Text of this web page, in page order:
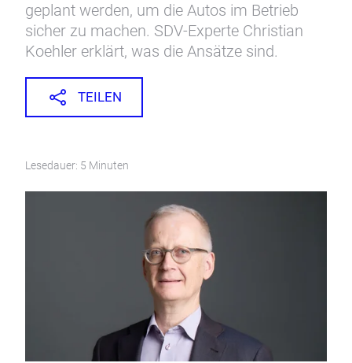
geplant werden, um die Autos im Betrieb
sicher zu machen. SDV-Experte Christian
Koehler erklärt, was die Ansätze sind.
TEILEN
Lesedauer: 5 Minuten